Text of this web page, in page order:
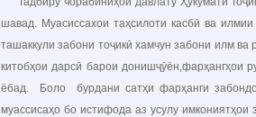
шавад. Муасиссахои таҳсилоти касбӣ ва
ташаккули забони тоҷикӣ хамчун забони илм
китобҳои дарсӣ барои донишҷӯён,фарҳангҳои
ёбад. Боло бурдани сатҳи фарҳанги
муассисаҳо бо истифода аз усулу